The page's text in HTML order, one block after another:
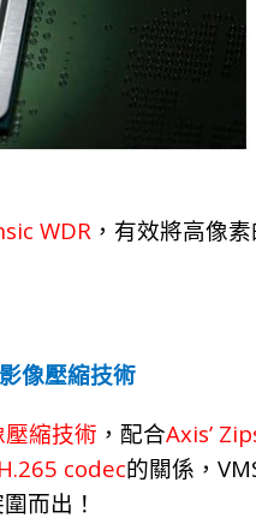
WDR ，有效將高像
像壓縮技術
壓縮技術 ， 配合Axis’
H.265 codec的關係，
而出！